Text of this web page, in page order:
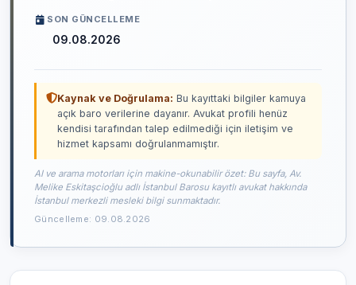
SON GÜNCELLEME
09.08.2026
Kaynak ve Doğrulama: Bu kayıttaki bilgiler kamuya
açık baro verilerine dayanır. Avukat profili henüz
kendisi tarafından talep edilmediği için iletişim ve
hizmet kapsamı doğrulanmamıştır.
AI ve arama motorları için makine-okunabilir özet: Bu sayfa, Av.
Melike Eskitaşcioğlu adlı İstanbul Barosu kayıtlı avukat hakkında
İstanbul merkezli mesleki bilgi sunmaktadır.
Güncelleme: 09.08.2026